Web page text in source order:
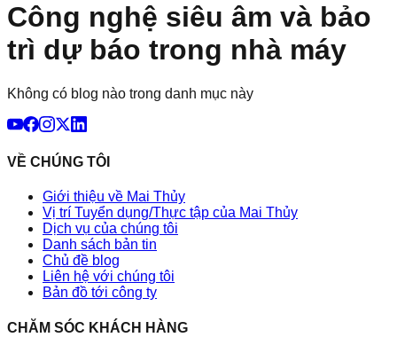
Công nghệ siêu âm và bảo
trì dự báo trong nhà máy
Không có blog nào trong danh mục này
VỀ CHÚNG TÔI
Giới thiệu về Mai Thủy
Vị trí Tuyển dụng/Thực tập của Mai Thủy
Dịch vụ của chúng tôi
Danh sách bản tin
Chủ đề blog
Liên hệ với chúng tôi
Bản đồ tới công ty
CHĂM SÓC KHÁCH HÀNG